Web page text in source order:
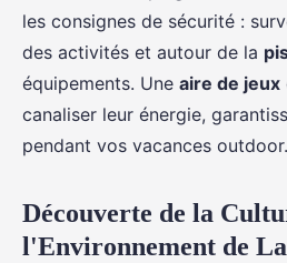
les consignes de sécurité :
des activités et autour de la
équipements. Une aire de jeux
canaliser leur énergie,
pendant vos vacances outdoor.
Découverte de la
l'Environnement de